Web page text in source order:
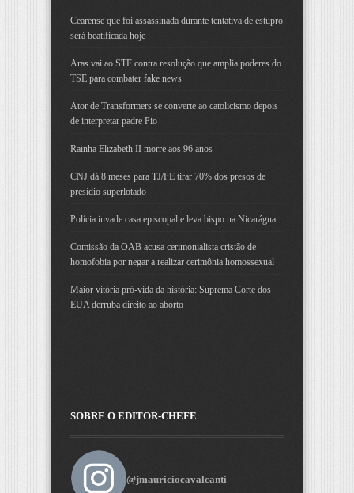
Cearense que foi assassinada durante tentativa de estupro
será beatificada hoje
Aras vai ao STF contra resolução que amplia poderes do
TSE para combater fake news
Ator de Transformers se converte ao catolicismo depois
de interpretar padre Pio
Rainha Elizabeth II morre aos 96 anos
CNJ dá 8 meses para TJ/PE tirar 70% dos presos de
presídio superlotado
Polícia invade casa episcopal e leva bispo na Nicarágua
Comissão da OAB acusa cerimonialista cristão de
homofobia por negar a realizar cerimônia homossexual
Maior vitória pró-vida da história: Suprema Corte dos
EUA derruba direito ao aborto
SOBRE O EDITOR-CHEFE
@jmauriciocavalcanti